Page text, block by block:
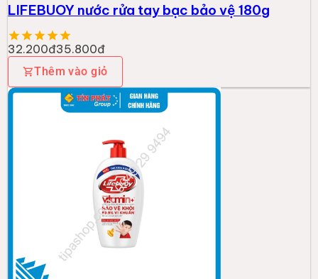
LIFEBUOY nước rửa tay bạc bảo vệ 180g
32.200đ35.800đ
Thêm vào giỏ